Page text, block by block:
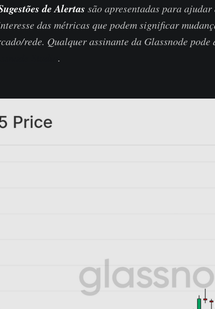
de Alertas são apresentadas para
das métricas que podem significar
rede. Qualquer assinante da Glassnode
.